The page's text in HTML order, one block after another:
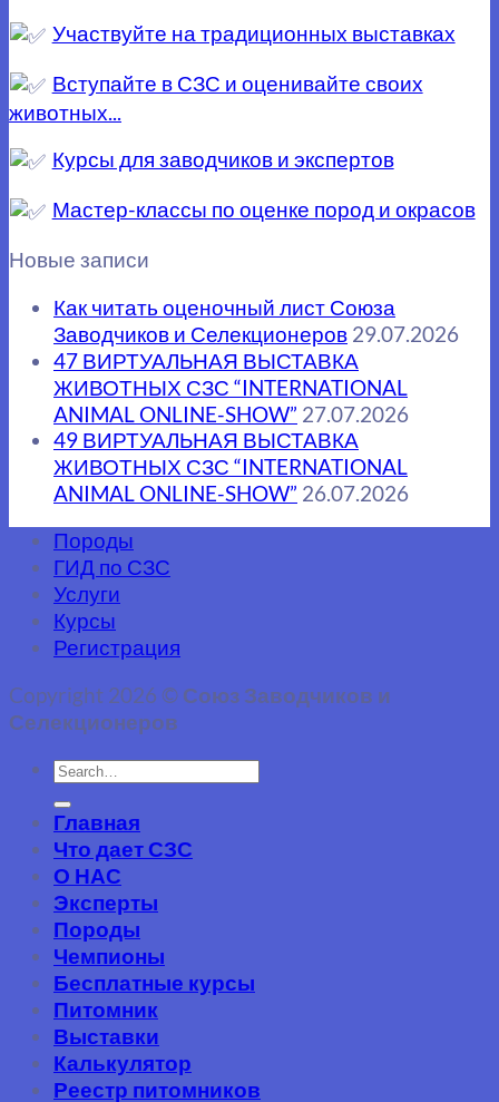
Участвуйте на традиционных выставках
Вступайте в СЗС и оценивайте своих
животных...
Курсы для заводчиков и экспертов
Мастер-классы по оценке пород и окрасов
Новые записи
Как читать оценочный лист Союза
Заводчиков и Селекционеров 29.07.2026
47 ВИРТУАЛЬНАЯ ВЫСТАВКА
ЖИВОТНЫХ СЗС “INTERNATIONAL
ANIMAL ONLINE-SHOW” 27.07.2026
49 ВИРТУАЛЬНАЯ ВЫСТАВКА
ЖИВОТНЫХ СЗС “INTERNATIONAL
ANIMAL ONLINE-SHOW” 26.07.2026
Породы
ГИД по СЗС
Услуги
Курсы
Регистрация
Copyright 2026 © Союз Заводчиков и
Селекционеров
Главная
Что дает СЗС
О НАС
Эксперты
Породы
Чемпионы
Бесплатные курсы
Питомник
Выставки
Калькулятор
Реестр питомников